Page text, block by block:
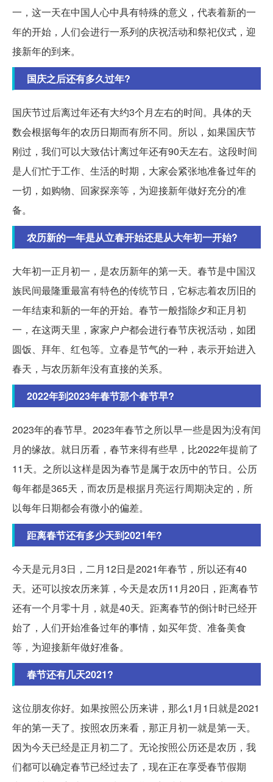
一，这一天在中国人心中具有特殊的意义，代表着新的一
年的开始，人们会进行一系列的庆祝活动和祭祀仪式，迎
接新年的到来。
国庆之后还有多久过年?
国庆节过后离过年还有大约3个月左右的时间。具体的天
数会根据每年的农历日期而有所不同。所以，如果国庆节
刚过，我们可以大致估计离过年还有90天左右。这段时间
是人们忙于工作、生活的时期，大家会紧张地准备过年的
一切，如购物、回家探亲等，为迎接新年做好充分的准
备。
农历新的一年是从立春开始还是从大年初一开始?
大年初一正月初一，是农历新年的第一天。春节是中国汉
族民间最隆重最富有特色的传统节日，它标志着农历旧的
一年结束和新的一年的开始。春节一般指除夕和正月初
一，在这两天里，家家户户都会进行春节庆祝活动，如团
圆饭、拜年、红包等。立春是节气的一种，表示开始进入
春天，与农历新年没有直接的关系。
2022年到2023年春节那个春节早?
2023年的春节早。2023年春节之所以早一些是因为没有闰
月的缘故。就日历看，春节来得有些早，比2022年提前了
11天。之所以这样是因为春节是属于农历中的节日。公历
每年都是365天，而农历是根据月亮运行周期决定的，所
以每年日期都会有微小的偏差。
距离春节还有多少天到2021年?
今天是元月3日，二月12日是2021年春节，所以还有40
天。还可以按农历来算，今天是农历11月20日，距离春节
还有一个月零十月，就是40天。距离春节的倒计时已经开
始了，人们开始准备过年的事情，如买年货、准备美食
等，为迎接新年做好准备。
春节还有几天2021?
这位朋友你好。如果按照公历来讲，那么1月1日就是2021
年的第一天了。按照农历来看，那正月初一就是第一天。
因为今天已经是正月初二了。无论按照公历还是农历，我
们都可以确定春节已经过去了，现在正在享受春节假期